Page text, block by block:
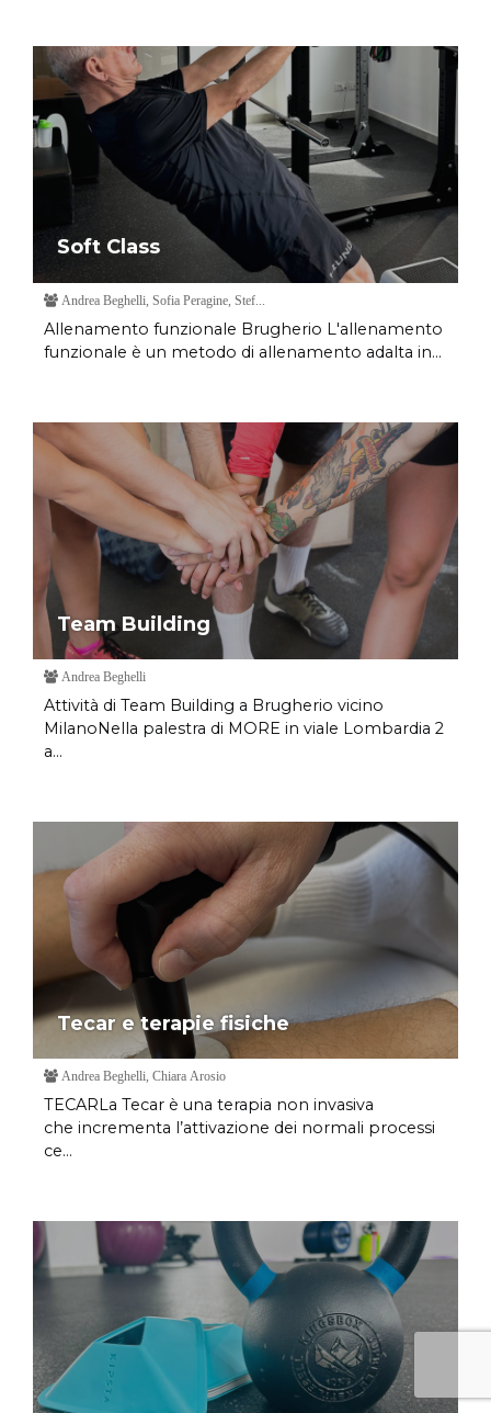
Soft Class
Andrea Beghelli, Sofia Peragine, Stef...
Allenamento funzionale Brugherio L'allenamento
funzionale è un metodo di allenamento adalta in...
Team Building
Andrea Beghelli
Attività di Team Building a Brugherio vicino
MilanoNella palestra di MORE in viale Lombardia 2
a...
Tecar e terapie fisiche
Andrea Beghelli, Chiara Arosio
TECARLa Tecar è una terapia non invasiva
che incrementa l’attivazione dei normali processi
ce...